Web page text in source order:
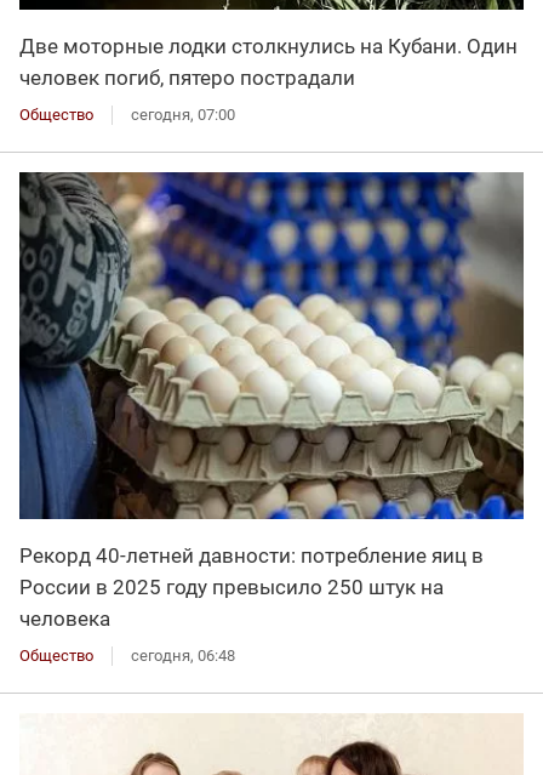
Две моторные лодки столкнулись на Кубани. Один
человек погиб, пятеро пострадали
Общество сегодня, 07:00
Рекорд 40-летней давности: потребление яиц в
России в 2025 году превысило 250 штук на
человека
Общество сегодня, 06:48